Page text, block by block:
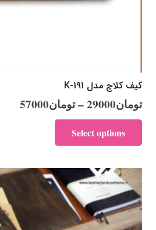
کیف کلاچ مدل K-191
تومان29000
–تومان57000
Select options